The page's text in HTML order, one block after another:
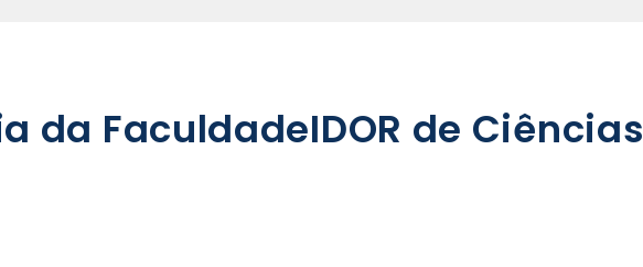
da FaculdadeIDOR de Ciências